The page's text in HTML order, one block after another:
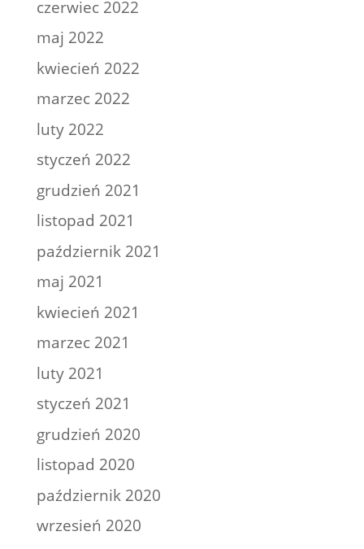
czerwiec 2022
maj 2022
kwiecień 2022
marzec 2022
luty 2022
styczeń 2022
grudzień 2021
listopad 2021
październik 2021
maj 2021
kwiecień 2021
marzec 2021
luty 2021
styczeń 2021
grudzień 2020
listopad 2020
październik 2020
wrzesień 2020